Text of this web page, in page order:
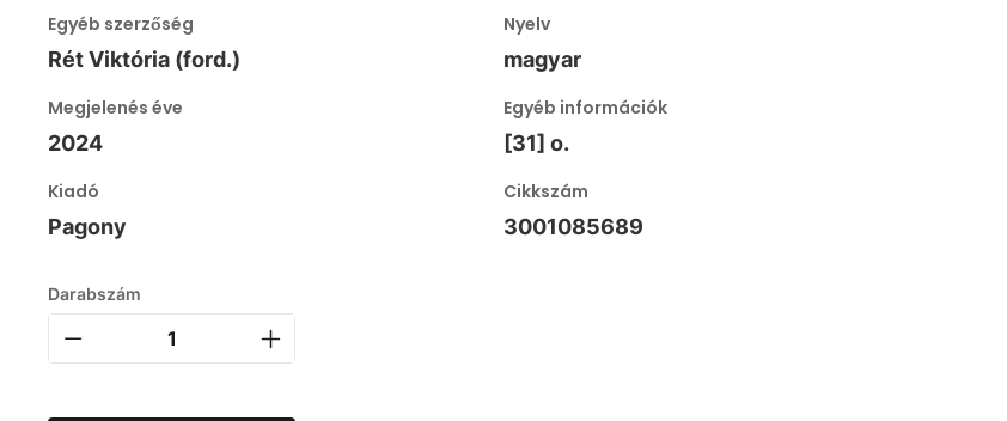
Egyéb szerzőség
Rét Viktória (ford.)
Nyelv
magyar
Megjelenés éve
2024
Egyéb információk
[31] o.
Kiadó
Pagony
Cikkszám
3001085689
Darabszám